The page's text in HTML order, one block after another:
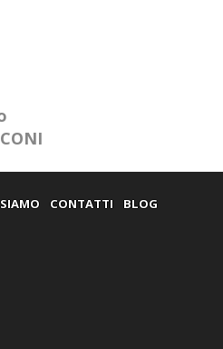
CONTATTI BLOG